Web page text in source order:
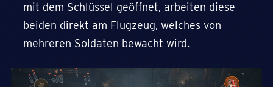
mit dem Schlüssel geöffnet, arbeiten diese
beiden direkt am Flugzeug, welches von
mehreren Soldaten bewacht wird.